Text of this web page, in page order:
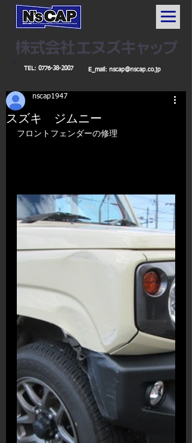
TEL: 0776-38-2007 E_mail: nscap@nscap.co.jp
スズキ ジムニー
nscap1947
フロントフェンダーの修理